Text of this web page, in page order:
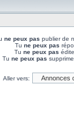
ne peux pas publier de
Tu ne peux pas
Tu ne peux pas
Tu ne peux pas
Aller vers: